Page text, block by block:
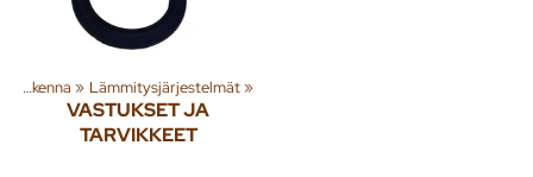
Rakenna ‪» Lämmitysjärjestelmät‪»
VASTUKSET JA
TARVIKKEET